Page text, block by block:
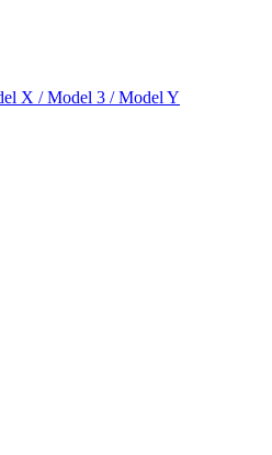
X / Model 3 / Model Y